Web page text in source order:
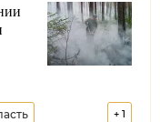
+ 1